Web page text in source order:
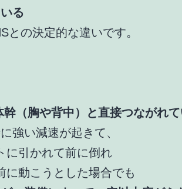
る
との決定的な違いです。
幹（胸や背中）と直接つながれ
強い減速が起きて、
に引かれて前に倒れ
に動こうとした場合でも